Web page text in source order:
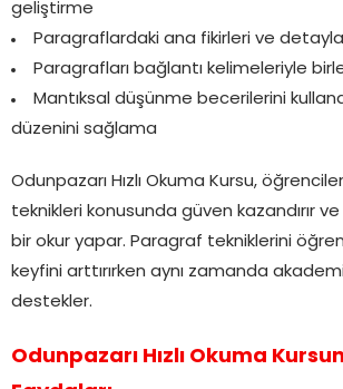
geliştirme
Paragraflardaki ana fikirleri ve
Paragrafları bağlantı kelimeleriyle
Mantıksal düşünme becerilerini
düzenini sağlama
Odunpazarı Hızlı Okuma Kursu,
teknikleri konusunda güven kazandırır
bir okur yapar. Paragraf tekniklerini
keyfini arttırırken aynı zamanda
destekler.
Odunpazarı Hızlı Okuma